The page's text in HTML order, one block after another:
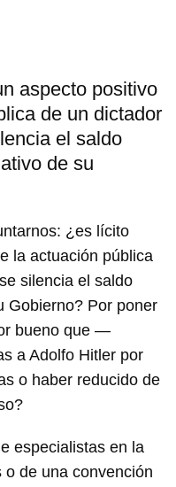
aspecto positivo
de un dictador
el saldo
de su
¿es lícito
la actuación pública
silencia el saldo
Gobierno? Por poner
bueno que —
a Adolfo Hitler por
o haber reducido de
especialistas en la
de una convención